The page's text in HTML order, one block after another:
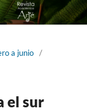
a junio /
el sur